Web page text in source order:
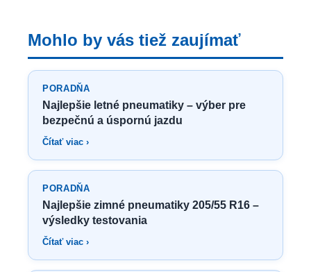
Mohlo by vás tiež zaujímať
PORADŇA
Najlepšie letné pneumatiky – výber pre
bezpečnú a úspornú jazdu
Čítať viac ›
PORADŇA
Najlepšie zimné pneumatiky 205/55 R16 –
výsledky testovania
Čítať viac ›